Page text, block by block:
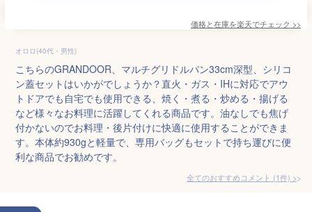
価格と在庫を楽天でチェック >>
オロロ(40代・男性)
こちらのGRANDOOR、マルチグリドルパン33cm深型、シリコ
ン蓋セットはいかがでしょうか？直火・ガス・IHに対応でアウ
トドアでも自宅でも使用できる、焼く・煮る・炒める・揚げる
など様々なお料理に活躍してくれる商品です。油なしでも焦げ
付かないのでお料理・後片付けに快適に使用することができま
す。本体約930gと軽量で、専用バッグもセットで持ち運びに便
利な商品でお勧めです。
全てのおすすめコメント (1件) >